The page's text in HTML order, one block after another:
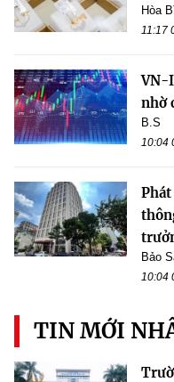
Hòa
11:17
VN-
nhờ
B.S
10:04
Bảo
10:04
TIN MỚI